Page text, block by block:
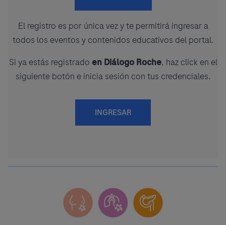
El registro es por única vez y te permitirá ingresar a
todos los eventos y contenidos educativos del portal.
Si ya estás registrado en Diálogo Roche, haz click en el
siguiente botón e inicia sesión con tus credenciales.
INGRESAR